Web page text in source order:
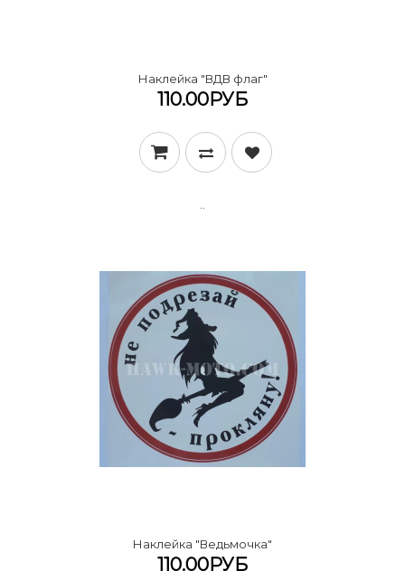
Наклейка "ВДВ флаг"
110.00РУБ
Наклейка "Ведьмочка"
110.00РУБ